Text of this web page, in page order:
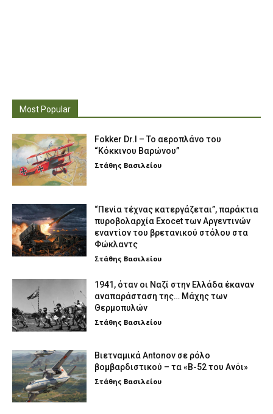
Most Popular
Fokker Dr.I – To αεροπλάνο του
“Κόκκινου Βαρώνου”
Στάθης Βασιλείου
“Πενία τέχνας κατεργάζεται”, παράκτια
πυροβολαρχία Exocet των Αργεντινών
εναντίον του βρετανικού στόλου στα
Φώκλαντς
Στάθης Βασιλείου
1941, όταν οι Ναζί στην Ελλάδα έκαναν
αναπαράσταση της… Μάχης των
Θερμοπυλών
Στάθης Βασιλείου
Βιετναμικά Antonov σε ρόλο
βομβαρδιστικού – τα «Β-52 του Ανόι»
Στάθης Βασιλείου